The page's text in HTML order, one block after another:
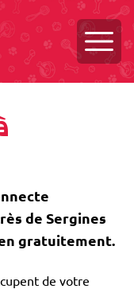
de Sergines
gratuitement.
de votre